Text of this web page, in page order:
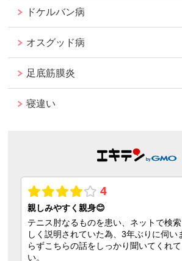
ドケルバン病
オスグッド病
足底筋膜炎
寝違い